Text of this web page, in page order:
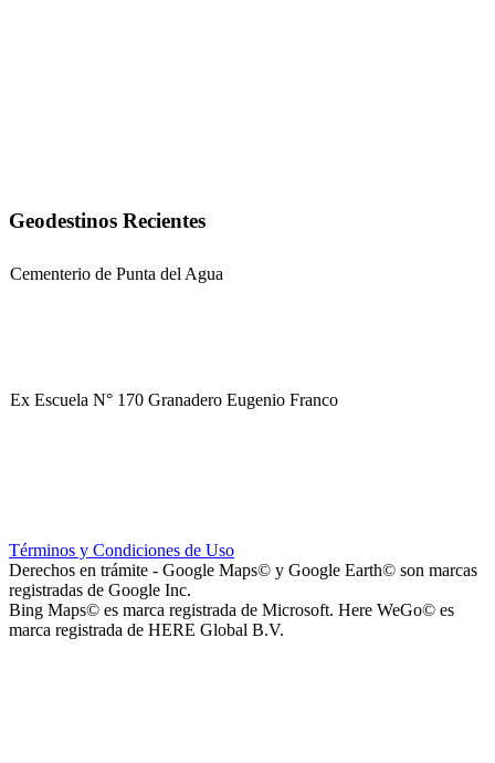
Geodestinos Recientes
Cementerio de Punta del Agua
Ex Escuela N° 170 Granadero Eugenio Franco
Términos y Condiciones de Uso
Derechos en trámite - Google Maps© y Google Earth© son marcas
registradas de Google Inc.
Bing Maps© es marca registrada de Microsoft. Here WeGo© es
marca registrada de HERE Global B.V.